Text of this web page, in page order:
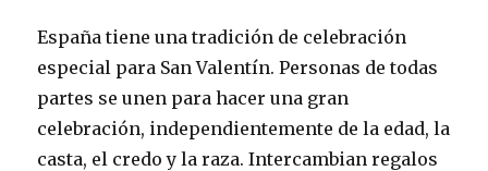
España tiene una tradición de celebración
especial para San Valentín. Personas de todas
partes se unen para hacer una gran
celebración, independientemente de la edad, la
casta, el credo y la raza. Intercambian regalos